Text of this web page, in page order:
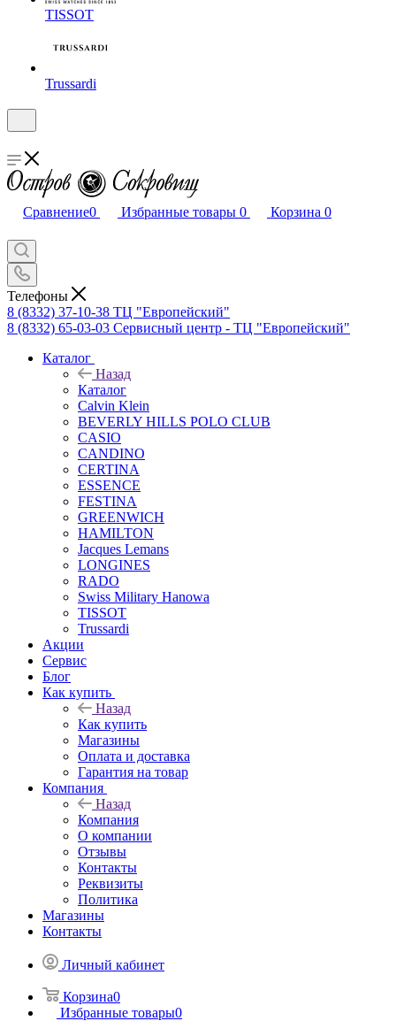
TISSOT
Trussardi
Сравнение0 Избранные товары 0 Корзина 0
Телефоны
8 (8332) 37-10-38 ТЦ "Европейский"
8 (8332) 65-03-03 Сервисный центр - ТЦ "Европейский"
Каталог
Назад
Каталог
Calvin Klein
BEVERLY HILLS POLO CLUB
CASIO
CANDINO
CERTINA
ESSENCE
FESTINA
GREENWICH
HAMILTON
Jacques Lemans
LONGINES
RADO
Swiss Military Hanowa
TISSOT
Trussardi
Акции
Сервис
Блог
Как купить
Назад
Как купить
Магазины
Оплата и доставка
Гарантия на товар
Компания
Назад
Компания
О компании
Отзывы
Контакты
Реквизиты
Политика
Магазины
Контакты
Личный кабинет
Корзина0
Избранные товары0